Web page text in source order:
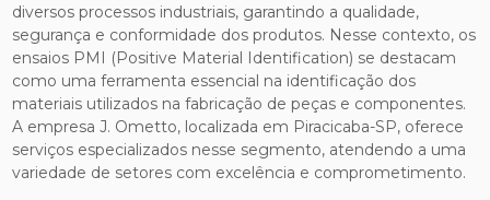
diversos processos industriais, garantindo a qualidade,
segurança e conformidade dos produtos. Nesse contexto, os
ensaios PMI (Positive Material Identification) se destacam
como uma ferramenta essencial na identificação dos
materiais utilizados na fabricação de peças e componentes.
A empresa J. Ometto, localizada em Piracicaba-SP, oferece
serviços especializados nesse segmento, atendendo a uma
variedade de setores com excelência e comprometimento.